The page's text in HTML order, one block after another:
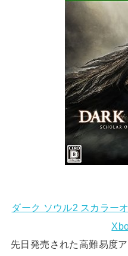
ダーク ソウル2 スカラー
先日発売された高難易度